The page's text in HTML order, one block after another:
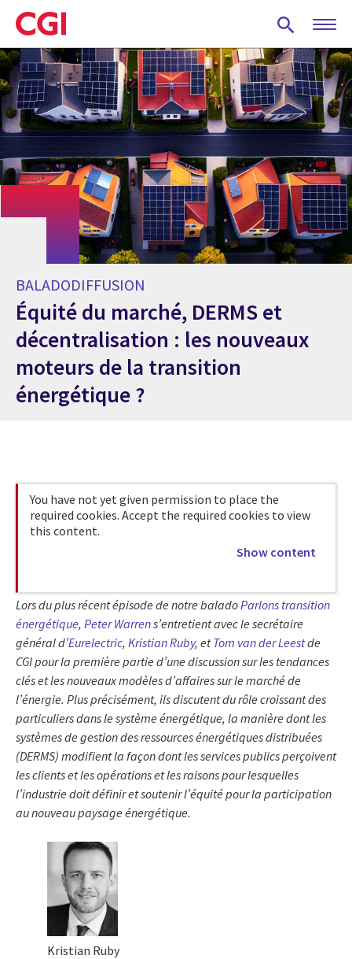
Skip
to
main
content
BALADODIFFUSION
Équité du marché, DERMS et
décentralisation : les nouveaux
moteurs de la transition
énergétique ?
You have not yet given permission to place the
required cookies. Accept the required cookies to view
this content.
Show content
Lors du plus récent épisode de notre baladoParlons transition
énergétique, Peter Warrens’entretient avec le secrétaire
général d’Eurelectric, Kristian Ruby, etTom van der Leestde
CGI pour la première partie d’une discussion sur les tendances
clés et les nouveaux modèles d’affaires sur le marché de
l’énergie. Plus précisément, ils discutent du rôle croissant des
particuliers dans le système énergétique, la manière dont les
systèmes de gestion des ressources énergétiques distribuées
(DERMS) modifient la façon dont les services publics perçoivent
les clients et les opérations et les raisons pour lesquelles
l’industrie doit définir et soutenir l’équité pour la participation
au nouveau paysage énergétique.
Kristian Ruby